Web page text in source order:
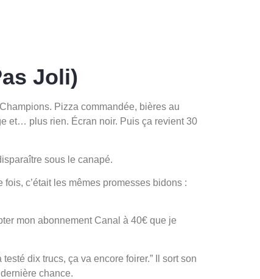
Joli)
Pizza commandée, bières au
et… plus rien. Écran noir. Puis ça revient 30
sous le canapé.
c’était les mêmes promesses bidons :
mon abonnement Canal à 40€ que je
testé dix trucs, ça va encore foirer.” Il sort son
chance.